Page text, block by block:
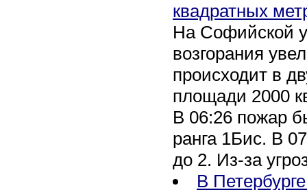
квадратных
На Софийской
возгорания
происходит в
площади 2000
В 06:26 пожар
ранга 1Бис. В
до 2. Из-за
В